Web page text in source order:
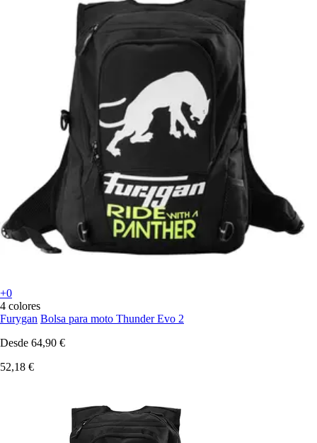
+0
4 colores
Furygan Bolsa para moto Thunder Evo 2
Desde 64,90 €
52,18 €